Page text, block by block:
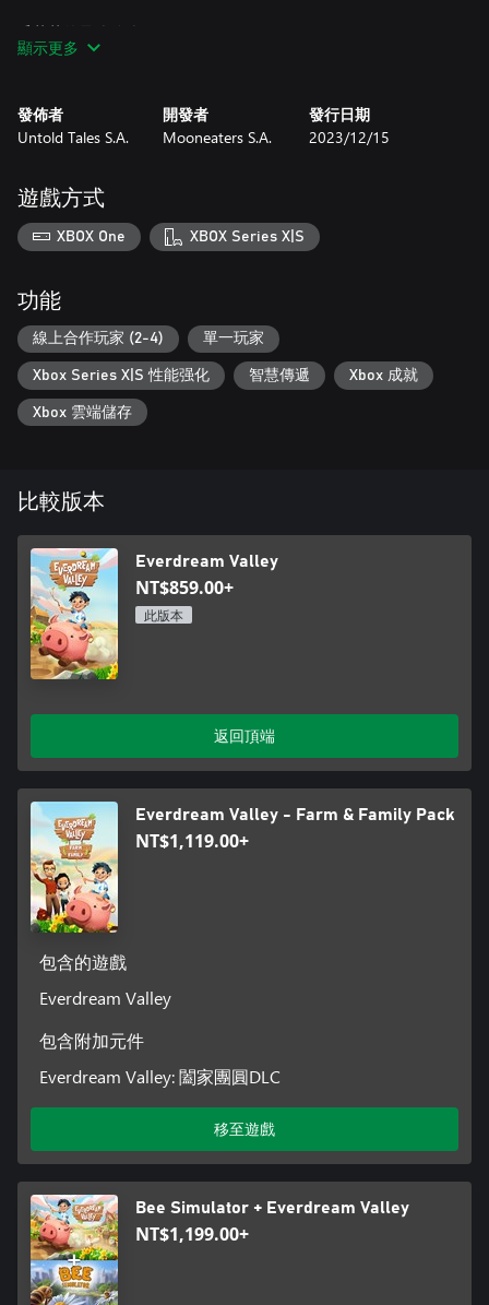
毛茸茸的最佳夥伴
他的歡心，他也會為你做一些事情作為回報。
夜晚降臨時，山谷的魔力將顯現出來。你在夢境中通過獨特的遊
戲成為了農場里諸多動物中的一員。每個遊戲都有特殊獎勵，或
是對第二天的農場產生影響。
輕鬆的冒險沙盒
你在山谷中的夏日假期可不僅僅限於打理農場。還有很多事情可
以做！你可以在晚上露營、建造樹屋、捕捉和收集昆蟲、釣魚、
獲取新衣服、烹飪、拍照、製作傢俱和尋寶等等。每次冒險都會
給你帶來一些回報，説明你進一步發展你的農場。
顯示更多
發佈者
Untold Tales S.A.
開發者
Mooneaters S.A.
發行日期
2023/12/15
遊戲方式
XBOX One XBOX Series X|S
功能
線上合作玩家 (2-4) 單一玩家
Xbox Series X|S 性能强化 智慧傳遞 Xbox 成就
Xbox 雲端儲存
比較版本
Everdream Valley
NT$859.00+
此版本
返回頂端
Everdream Valley - Farm & Family Pack
NT$1,119.00+
包含的遊戲
Everdream Valley
包含附加元件
Everdream Valley: 闔家團圓DLC
移至遊戲
Bee Simulator + Everdream Valley
NT$1,199.00+